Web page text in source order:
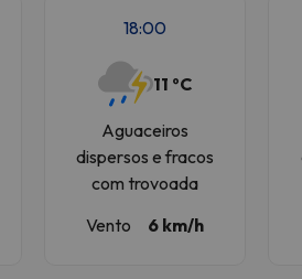
18:00
11 ºC
Aguaceiros
dispersos e fracos
com trovoada
Vento
6 km/h